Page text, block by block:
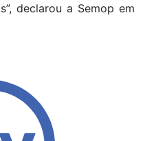
declarou a Semop em